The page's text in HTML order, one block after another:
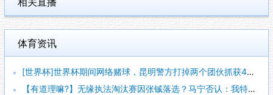
体育资讯
[世界杯]世界杯期间网络赌球，昆明警方打掉两个团伙抓获42人
【有道理嘛?】无缘执法淘汰赛因张铖落选？马宁否认：我特别清楚